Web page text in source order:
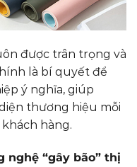
được trân trọng và
là bí quyết để
ý nghĩa, giúp
thương hiệu mỗi
hàng.
nghệ “gây bão” thị